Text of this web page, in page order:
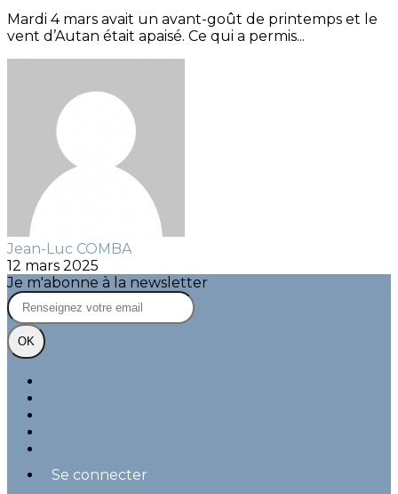
Mardi 4 mars avait un avant-goût de printemps et le
vent d’Autan était apaisé. Ce qui a permis...
Jean-Luc COMBA
12 mars 2025
Je m'abonne à la newsletter
OK
Se connecter